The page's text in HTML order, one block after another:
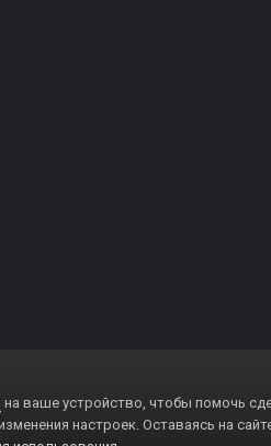
на ваше устройство, чтобы помочь
настроек. Оставаясь на